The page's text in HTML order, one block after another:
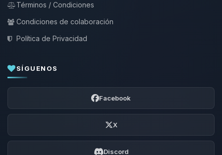
Términos / Condiciones
Condiciones de colaboración
Política de Privacidad
SÍGUENOS
Facebook
X
Discord